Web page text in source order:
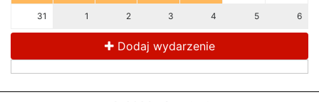
31 1 2 3 4 5 6
Dodaj wydarzenie